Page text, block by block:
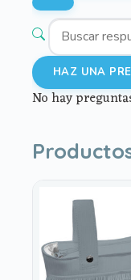
HAZ UNA
No hay
producto
múltiples
variantes.